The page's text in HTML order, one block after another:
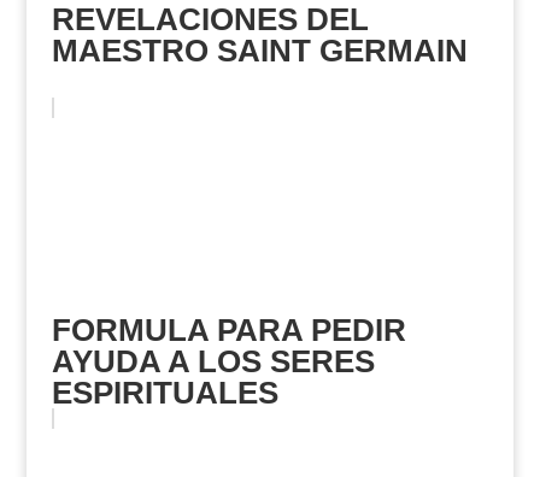
REVELACIONES DEL
MAESTRO SAINT GERMAIN
FORMULA PARA PEDIR
AYUDA A LOS SERES
ESPIRITUALES